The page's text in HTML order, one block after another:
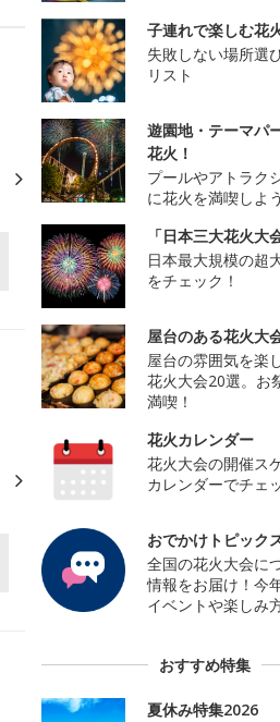
子連れで楽しむ花
失敗しない場所選
リスト
遊園地・テーマパ
花火！
プールやアトラク
に花火を満喫しよ
「日本三大花火大
日本最大規模の超
をチェック！
屋台のある花火大
屋台の雰囲気を楽
花火大会20選。お
満喫！
花火カレンダー
花火大会の開催ス
カレンダーでチェ
おでかけトピック
全国の花火大会に
情報をお届け！今
イベントや楽しみ
おすすめ特集
夏休み特集2026